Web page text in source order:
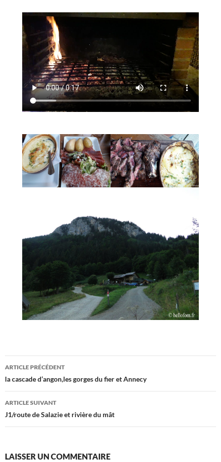
Navigation
des
articles
ARTICLE PRÉCÉDENT
la cascade d’angon,les gorges du fier et Annecy
ARTICLE SUIVANT
J1/route de Salazie et rivière du mât
LAISSER UN COMMENTAIRE